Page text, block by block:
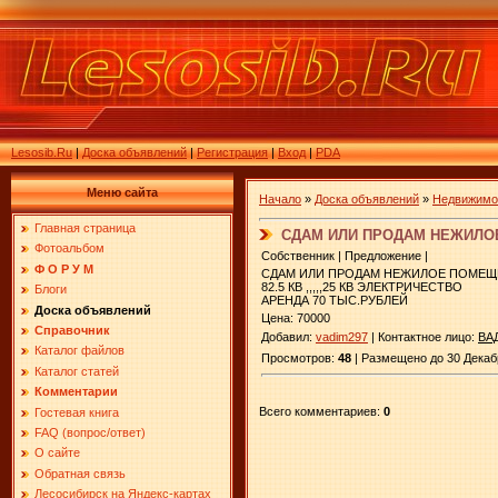
Lesosib.Ru|Доска объявлений|Регистрация|Вход|PDA
Меню сайта
Главная страница
Фотоальбом
Ф О Р У М
Блоги
Доска объявлений
Справочник
Каталог файлов
Каталог статей
Комментарии
Гостевая книга
FAQ (вопрос/ответ)
О сайте
Обратная связь
Лесосибирск на Яндекс-картах
Начало » Доска объявлений »
СДАМ ИЛИ ПРОДАМ
Собственник | Предложение |
СДАМ ИЛИ ПРОДАМ НЕЖИЛОЕ
82.5 КВ ,,,,,25 КВ ЭЛЕКТРИЧЕСТВО
АРЕНДА 70 ТЫС.РУБЛЕЙ
Цена: 70000
Добавил: vadim297 | Контактное лицо:
Просмотров: 48 | Размещено до 30
Всего комментариев: 0